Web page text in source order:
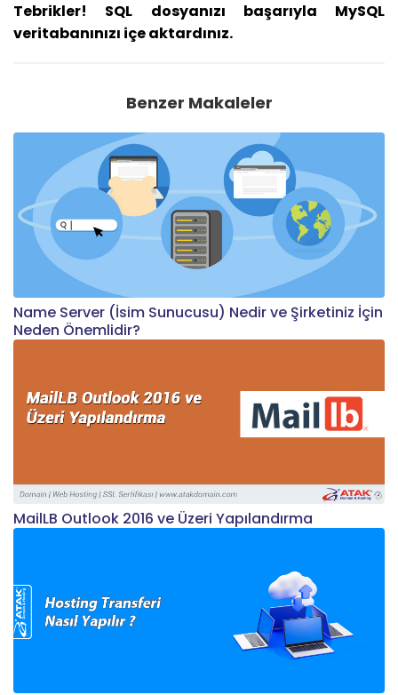
Tebrikler! SQL dosyanızı başarıyla MySQL
veritabanınızı içe aktardınız.
Benzer Makaleler
Name Server (İsim Sunucusu) Nedir ve Şirketiniz İçin
Neden Önemlidir?
MailLB Outlook 2016 ve Üzeri Yapılandırma